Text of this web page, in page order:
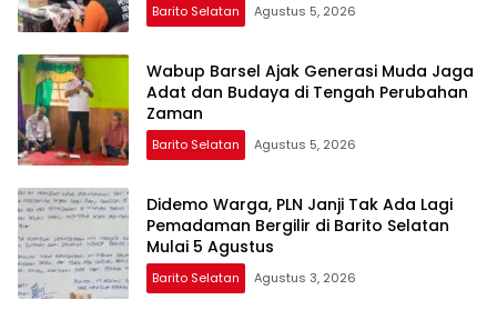
Barito Selatan Agustus 5, 2026
Wabup Barsel Ajak Generasi Muda Jaga
Adat dan Budaya di Tengah Perubahan
Zaman
Barito Selatan Agustus 5, 2026
Didemo Warga, PLN Janji Tak Ada Lagi
Pemadaman Bergilir di Barito Selatan
Mulai 5 Agustus
Barito Selatan Agustus 3, 2026